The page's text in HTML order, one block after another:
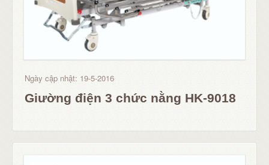
Ngày cập nhật: 19-5-2016
Giường điện 3 chức nằng HK-9018